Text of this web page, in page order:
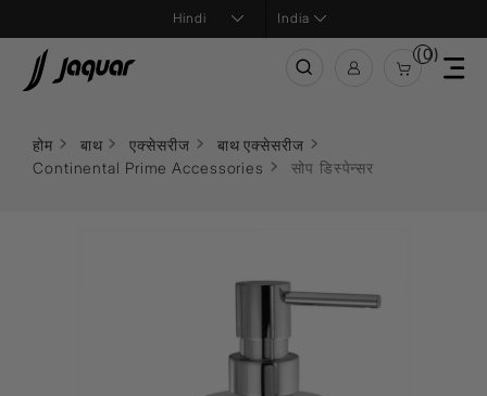
India
(0)
होम बाथ एक्सेसरीज
बाथ एक्सेसरीज
Continental Prime Accessories
सोप डिस्पेन्सर